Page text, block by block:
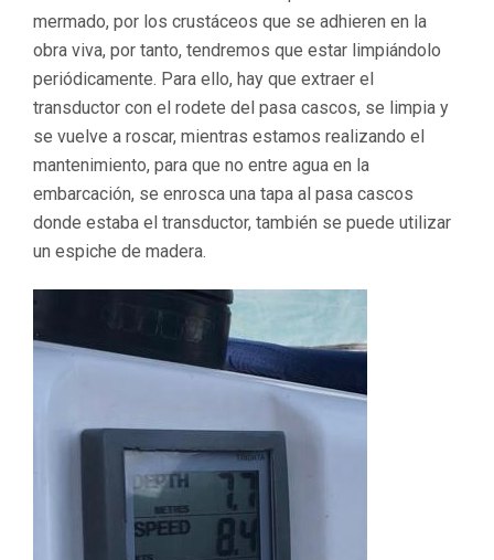
mermado, por los crustáceos que se adhieren en la
obra viva, por tanto, tendremos que estar limpiándolo
periódicamente. Para ello, hay que extraer el
transductor con el rodete del pasa cascos, se limpia y
se vuelve a roscar, mientras estamos realizando el
mantenimiento, para que no entre agua en la
embarcación, se enrosca una tapa al pasa cascos
donde estaba el transductor, también se puede utilizar
un espiche de madera.